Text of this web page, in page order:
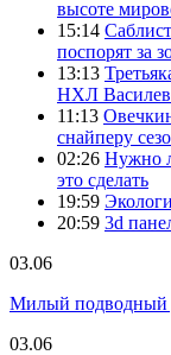
высоте
15:14
поспорят за
13:13
НХЛ
11:13
снайперу
02:26 Нужно
это сделать
19:59
20:59 3d
03.06
Милый подводный
03.06